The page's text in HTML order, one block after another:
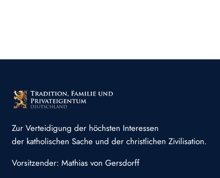
Zur Verteidigung der höchsten Interessen
der katholischen Sache und der christlichen Zivilisation.
Vorsitzender: Mathias von Gersdorff